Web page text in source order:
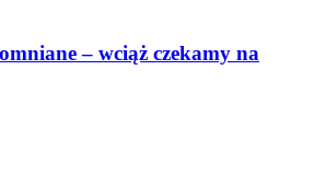
– wciąż czekamy na